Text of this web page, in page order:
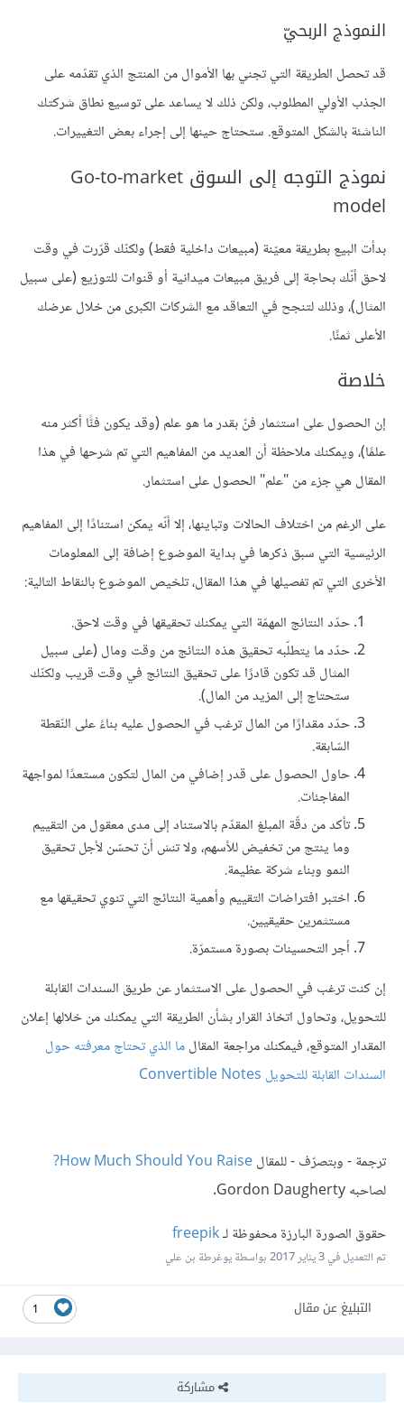
النموذج الربحيّ
قد تحصل الطريقة التي تجني بها اﻷموال من المنتج الذي تقدّمه على
الجذب الأولي المطلوب، ولكن ذلك لا يساعد على توسيع نطاق شركتك
الناشئة بالشكل المتوقع. ستحتاج حينها إلى إجراء بعض التغييرات.
نموذج التوجه إلى السوق Go-to-market
model
بدأت البيع بطريقة معيّنة (مبيعات داخلية فقط) ولكنّك قرّرت في وقت
لاحق أنّك بحاجة إلى فريق مبيعات ميدانية أو قنوات للتوزيع (على سبيل
المثال)، وذلك لتنجح في التعاقد مع الشركات الكبرى من خلال عرضك
اﻷعلى ثمنًا.
خلاصة
إن الحصول على استثمار فنّ بقدر ما هو علم (وقد يكون فنًّا أكثر منه
علمًا)، ويمكنك ملاحظة أن العديد من المفاهيم التي تم شرحها في هذا
المقال هي جزء من "علم" الحصول على استثمار.
على الرغم من اختلاف الحالات وتباينها، إلا أنّه يمكن استنادًا إلى المفاهيم
الرئيسية التي سبق ذكرها في بداية الموضوع إضافة إلى المعلومات
الأخرى التي تم تفصيلها في هذا المقال، تلخيص الموضوع بالنقاط التالية:
حدّد النتائج المهمّة التي يمكنك تحقيقها في وقت لاحق.
حدّد ما يتطلّبه تحقيق هذه النتائج من وقت ومال (على سبيل
المثال قد تكون قادرًا على تحقيق النتائج في وقت قريب ولكنّك
ستحتاج إلى المزيد من المال).
حدّد مقدارًا من المال ترغب في الحصول عليه بناءً على النّقطة
السّابقة.
حاول الحصول على قدر إضافي من المال لتكون مستعدًا لمواجهة
المفاجئات.
تأكد من دقّة المبلغ المقدّم بالاستناد إلى مدى معقول من التقييم
وما ينتج من تخفيض للأسهم، وﻻ تنسَ أنّ تحسّن ﻷجل تحقيق
النمو وبناء شركة عظيمة.
اختبر افتراضات التقييم وأهمية النتائج التي تنوي تحقيقها مع
مستثمرين حقيقيين.
أجر التحسينات بصورة مستمرّة.
إن كنت ترغب في الحصول على الاستثمار عن طريق السندات القابلة
للتحويل، وتحاول اتخاذ القرار بشأن الطريقة التي يمكنك من خلالها إعلان
المقدار المتوقع، فيمكنك مراجعة المقالما الذي تحتاج معرفته حول
السندات القابلة للتحويل Convertible Notes
ترجمة - وبتصرّف - للمقالHow Much Should You Raise?
لصاحبه Gordon Daugherty.
حقوق الصورة البارزة محفوظة لـfreepik
تم التعديل في3 يناير 2017 بواسطة يوغرطة بن علي
1 التبليغ عن مقال
مشاركة